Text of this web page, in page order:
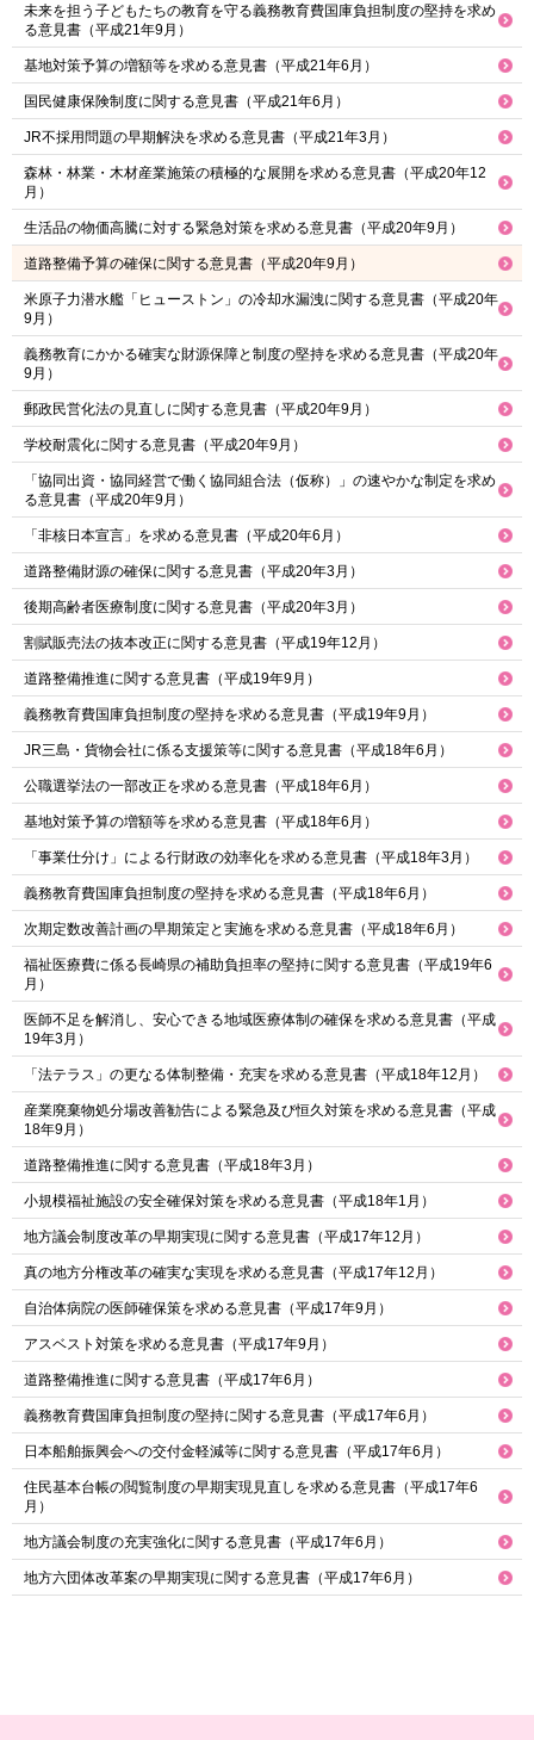
未来を担う子どもたちの教育を守る義務教育費国庫負担制度の堅持を求め
る意見書（平成21年9月）
基地対策予算の増額等を求める意見書（平成21年6月）
国民健康保険制度に関する意見書（平成21年6月）
JR不採用問題の早期解決を求める意見書（平成21年3月）
森林・林業・木材産業施策の積極的な展開を求める意見書（平成20年12
月）
生活品の物価高騰に対する緊急対策を求める意見書（平成20年9月）
道路整備予算の確保に関する意見書（平成20年9月）
米原子力潜水艦「ヒューストン」の冷却水漏洩に関する意見書（平成20年
9月）
義務教育にかかる確実な財源保障と制度の堅持を求める意見書（平成20年
9月）
郵政民営化法の見直しに関する意見書（平成20年9月）
学校耐震化に関する意見書（平成20年9月）
「協同出資・協同経営で働く協同組合法（仮称）」の速やかな制定を求め
る意見書（平成20年9月）
「非核日本宣言」を求める意見書（平成20年6月）
道路整備財源の確保に関する意見書（平成20年3月）
後期高齢者医療制度に関する意見書（平成20年3月）
割賦販売法の抜本改正に関する意見書（平成19年12月）
道路整備推進に関する意見書（平成19年9月）
義務教育費国庫負担制度の堅持を求める意見書（平成19年9月）
JR三島・貨物会社に係る支援策等に関する意見書（平成18年6月）
公職選挙法の一部改正を求める意見書（平成18年6月）
基地対策予算の増額等を求める意見書（平成18年6月）
「事業仕分け」による行財政の効率化を求める意見書（平成18年3月）
義務教育費国庫負担制度の堅持を求める意見書（平成18年6月）
次期定数改善計画の早期策定と実施を求める意見書（平成18年6月）
福祉医療費に係る長崎県の補助負担率の堅持に関する意見書（平成19年6
月）
医師不足を解消し、安心できる地域医療体制の確保を求める意見書（平成
19年3月）
「法テラス」の更なる体制整備・充実を求める意見書（平成18年12月）
産業廃棄物処分場改善勧告による緊急及び恒久対策を求める意見書（平成
18年9月）
道路整備推進に関する意見書（平成18年3月）
小規模福祉施設の安全確保対策を求める意見書（平成18年1月）
地方議会制度改革の早期実現に関する意見書（平成17年12月）
真の地方分権改革の確実な実現を求める意見書（平成17年12月）
自治体病院の医師確保策を求める意見書（平成17年9月）
アスベスト対策を求める意見書（平成17年9月）
道路整備推進に関する意見書（平成17年6月）
義務教育費国庫負担制度の堅持に関する意見書（平成17年6月）
日本船舶振興会への交付金軽減等に関する意見書（平成17年6月）
住民基本台帳の閲覧制度の早期実現見直しを求める意見書（平成17年6
月）
地方議会制度の充実強化に関する意見書（平成17年6月）
地方六団体改革案の早期実現に関する意見書（平成17年6月）